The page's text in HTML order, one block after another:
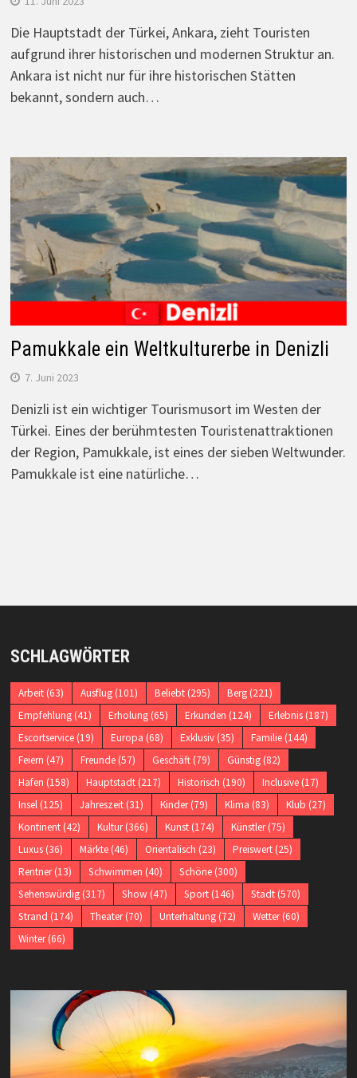
Die Hauptstadt der Türkei, Ankara, zieht Touristen
aufgrund ihrer historischen und modernen Struktur an.
Ankara ist nicht nur für ihre historischen Stätten
bekannt, sondern auch…
Pamukkale ein Weltkulturerbe in Denizli
7. Juni 2023
Denizli ist ein wichtiger Tourismusort im Westen der
Türkei. Eines der berühmtesten Touristenattraktionen
der Region, Pamukkale, ist eines der sieben Weltwunder.
Pamukkale ist eine natürliche…
SCHLAGWÖRTER
Arbeit(63) Ausflug(101) Beliebt(295) Berg(221)
Empfehlung(41) Erholung(65) Erkunden (124) Erlebnis(187)
Escortservice(19) Europa (68) Exklusiv(35) Familie(144)
Feiern (47) Freunde(57) Geschäft(79) Günstig(82)
Hafen (158) Hauptstadt(217) Historisch (190) Inclusive(17)
Insel(125) Jahreszeit(31) Kinder(79) Klima (83) Klub (27)
Kontinent(42) Kultur(366) Kunst(174) Künstler(75)
Luxus(36) Märkte(46) Orientalisch (23) Preiswert(25)
Rentner(13) Schwimmen (40) Schöne(300)
Sehenswürdig(317) Show (47) Sport(146) Stadt(570)
Strand (174) Theater(70) Unterhaltung(72) Wetter(60)
Winter(66)